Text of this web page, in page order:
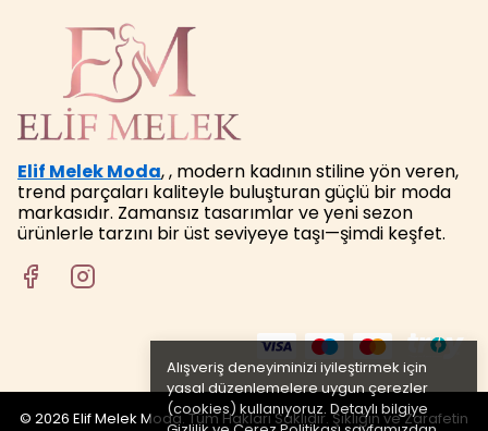
Alışveriş deneyiminizi iyileştirmek için
yasal düzenlemelere uygun çerezler
(cookies) kullanıyoruz. Detaylı bilgiye
Elif Melek Moda, , modern kadının stiline yön veren,
trend parçaları kaliteyle buluşturan güçlü bir moda
markasıdır. Zamansız tasarımlar ve yeni sezon
ürünlerle tarzını bir üst seviyeye taşı—şimdi keşfet.
© 2026 Elif Melek Moda. Tüm Hakları Saklıdır. Şıklığın ve Zarafetin